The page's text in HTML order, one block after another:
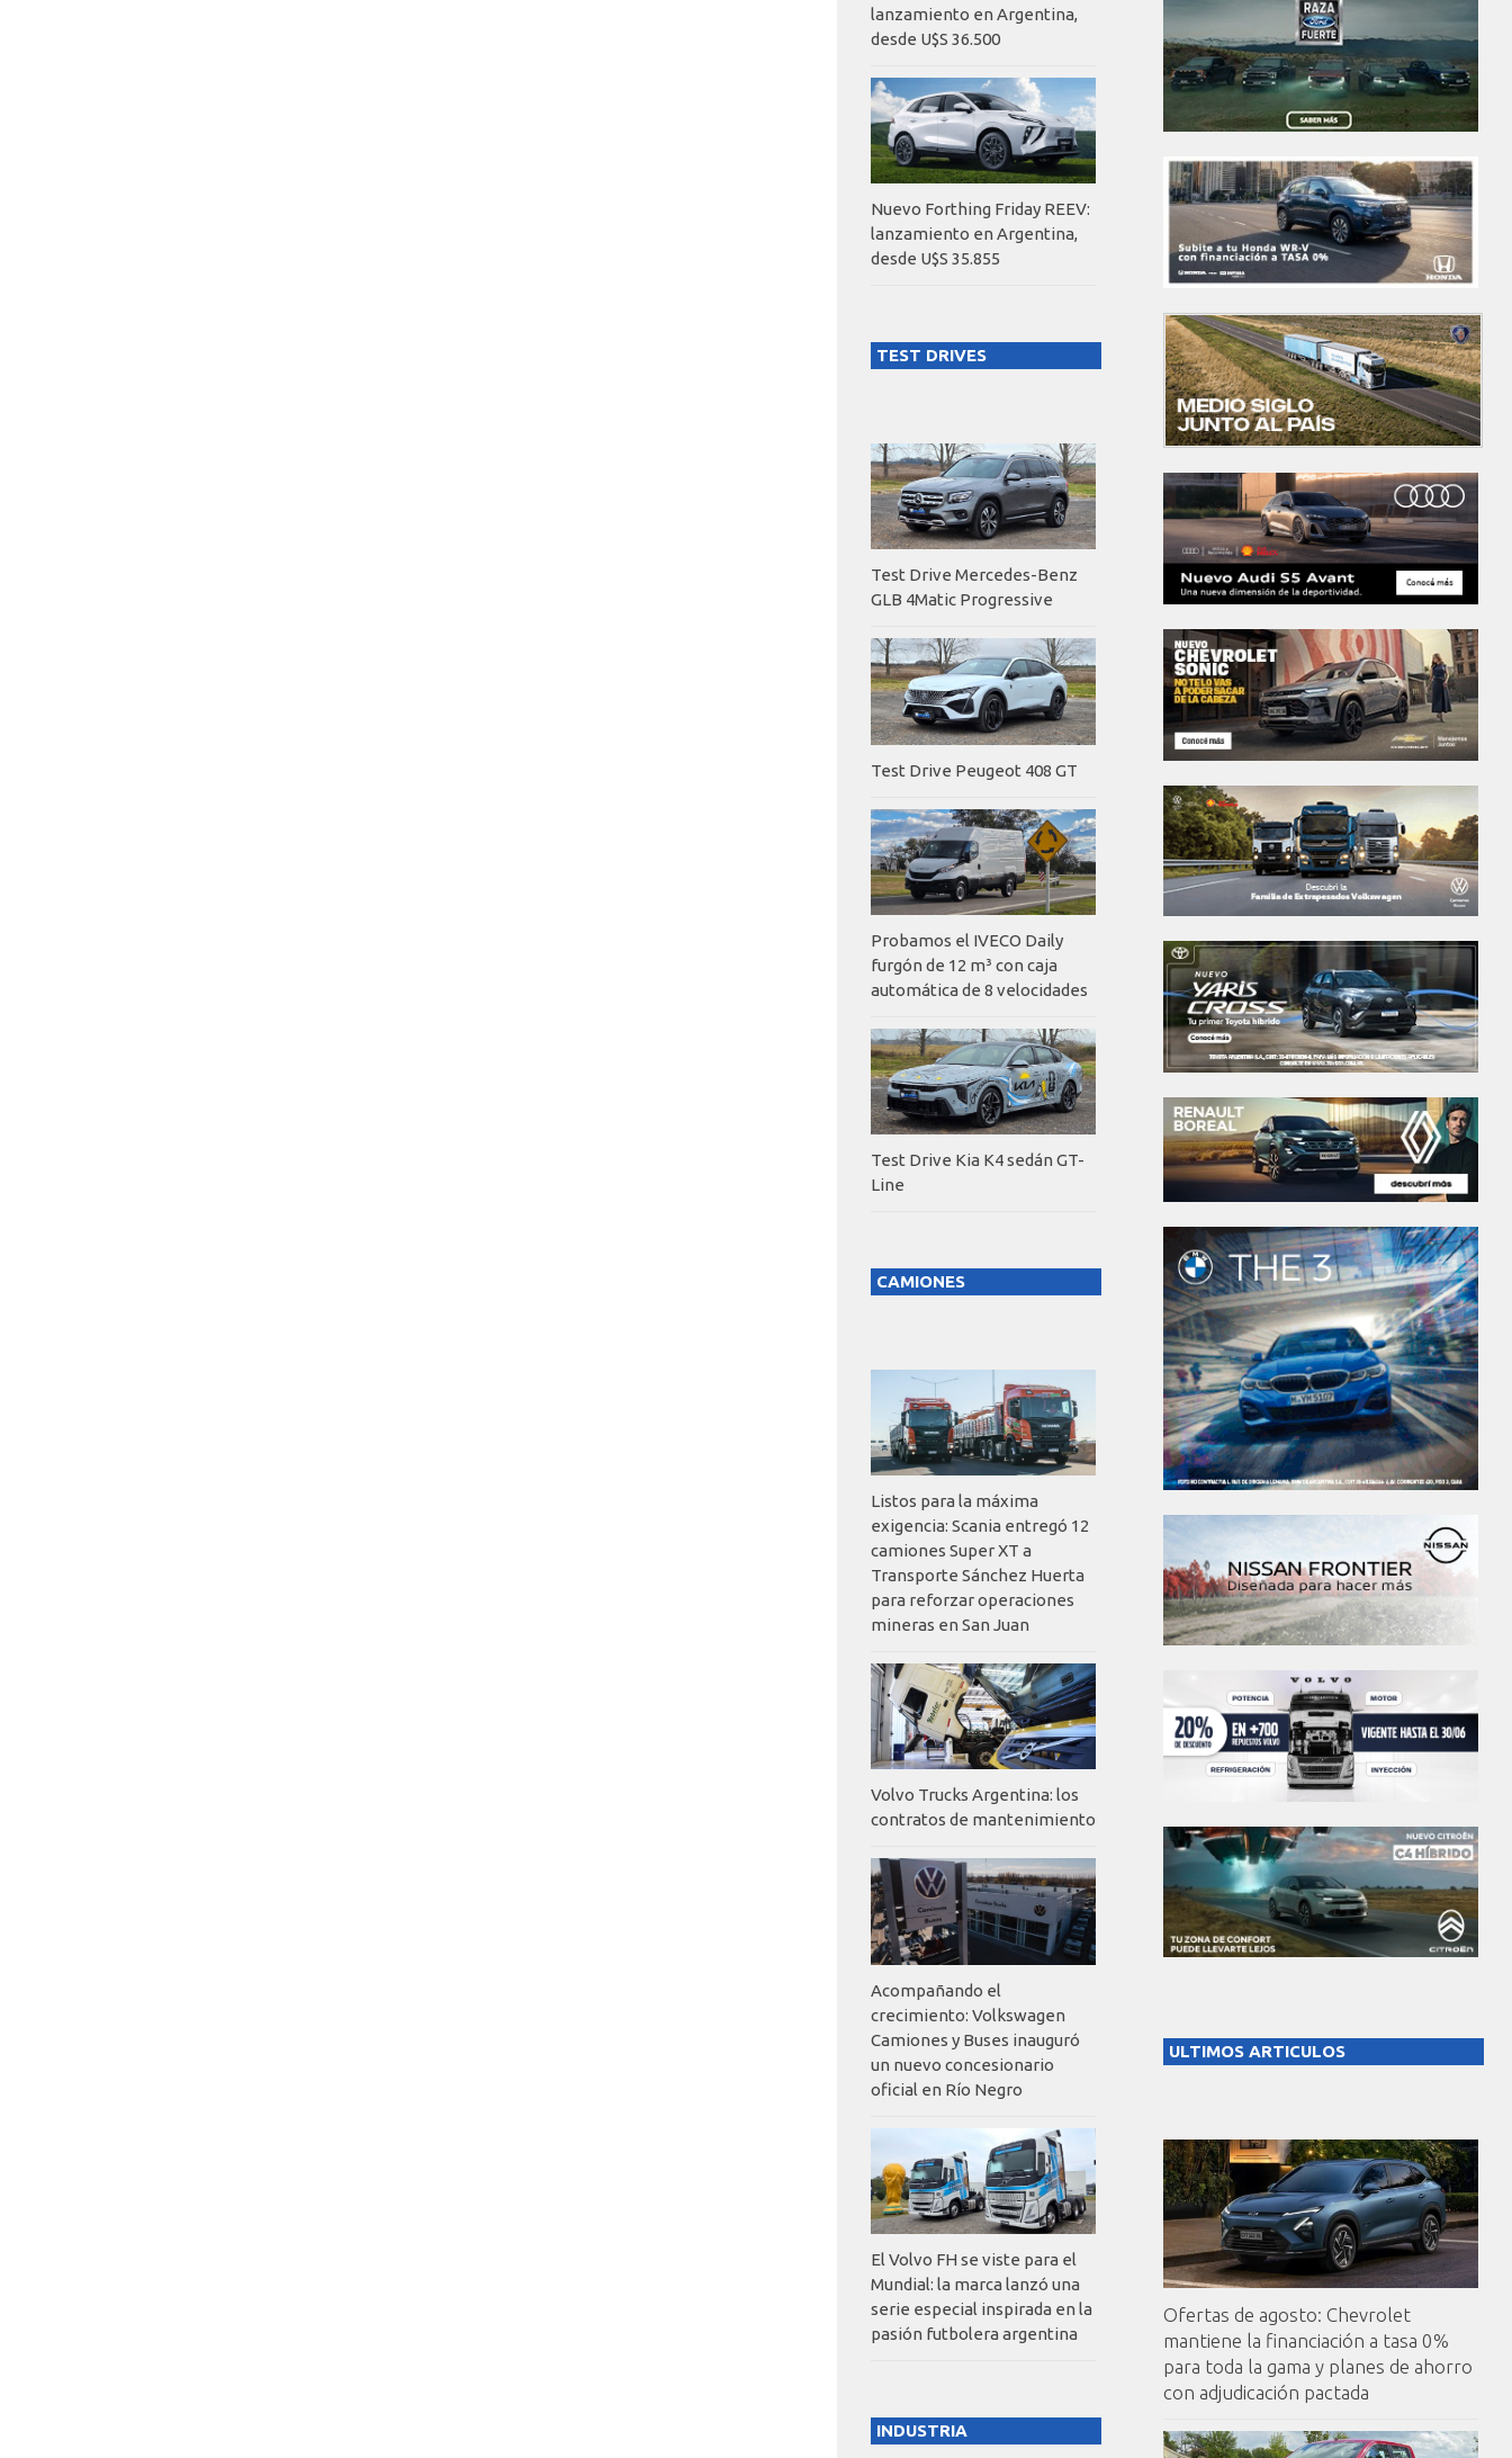
ULTIMOS ARTICULOS
Ofertas de agosto: Chevrolet
mantiene la financiación a tasa 0%
para toda la gama y planes de ahorro
con adjudicación pactada
lanzamiento en Argentina,
desde U$S 36.500
Nuevo Forthing Friday REEV:
lanzamiento en Argentina,
desde U$S 35.855
TEST DRIVES
Test Drive Mercedes-Benz
GLB 4Matic Progressive
Test Drive Peugeot 408 GT
Probamos el IVECO Daily
furgón de 12 m³ con caja
automática de 8 velocidades
Test Drive Kia K4 sedán GT-
Line
CAMIONES
Listos para la máxima
exigencia: Scania entregó 12
camiones Super XT a
Transporte Sánchez Huerta
para reforzar operaciones
mineras en San Juan
Volvo Trucks Argentina: los
contratos de mantenimiento
Acompañando el
crecimiento: Volkswagen
Camiones y Buses inauguró
un nuevo concesionario
oficial en Río Negro
El Volvo FH se viste para el
Mundial: la marca lanzó una
serie especial inspirada en la
pasión futbolera argentina
INDUSTRIA